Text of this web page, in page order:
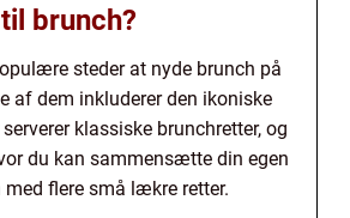
brunch?
steder at nyde brunch på
af dem inkluderer den ikoniske
klassiske brunchretter, og
du kan sammensætte din egen
flere små lækre retter.